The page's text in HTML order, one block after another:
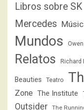
Libros sobre SK
Mercedes
Mundos
Relatos Richard
Beauties Teatro
Zone The Institute
Outsider
The